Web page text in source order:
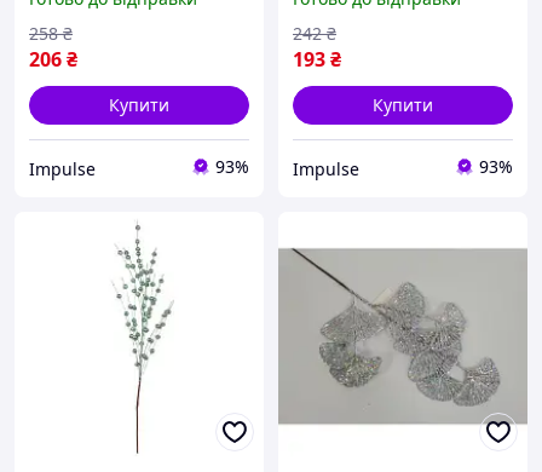
impulse
206₴
258 ₴
Купити
Impulse 93%
florentia
193₴
242 ₴
Купити
Impulse 93%